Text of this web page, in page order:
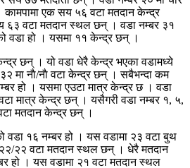
एक सय ५६ वटा मतदान केन्द्र
६३ वटा मतदान स्थल छन् । वडा नम्बर ३१
वडा हो । यसमा ११ केन्द्र छन् ।
छन् । यो वडा धेरै केन्द्र भएका वडामध्ये
३२ मा नाै/नाै वटा केन्द्र छन् । सबैभन्दा कम
हो । यसमा एउटा मात्र केन्द्र छ । वडा
मात्र केन्द्र छन् । यसैगरी वडा नम्बर १, ५,
मतदान केन्द्र छन् ।
वडा १६ नम्बर हो । यस वडामा २३ वटा बुथ
२२ वटा मतदान स्थल छन् । धेरै मतदान
हो । यस वडामा २१ वटा मतदान स्थल